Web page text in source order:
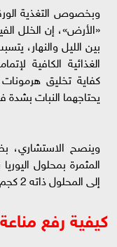
وبخصوص التغذية
«الأرض»، إن الخلل
بين الليل والنهار،
الغذائية الكافية
كفاية تخليق هرمونات
يحتاجهما النبات بشدة
وينصح الاستشاري،
إلى المحلول ذاته 2 كجم سلفات زنك، وواحد كجم بورون 14٪.
كيفية رفع